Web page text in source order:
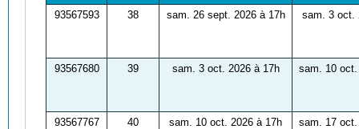
93567593
38 sam. 26 sept. 2026 à 17h sam. 3 oct.
93567680 39 sam. 3 oct. 2026 à 17h sam. 10
93567767 40 sam. 10 oct. 2026 à 17h sam. 17